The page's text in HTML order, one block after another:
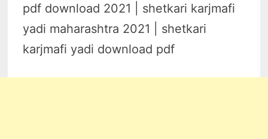
pdf download 2021 | shetkari karjmafi
yadi maharashtra 2021 | shetkari
karjmafi yadi download pdf